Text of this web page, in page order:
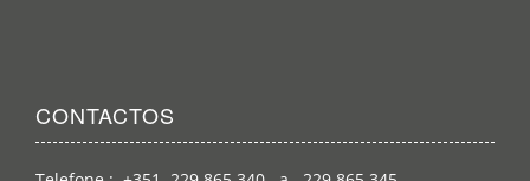
CONTACTOS